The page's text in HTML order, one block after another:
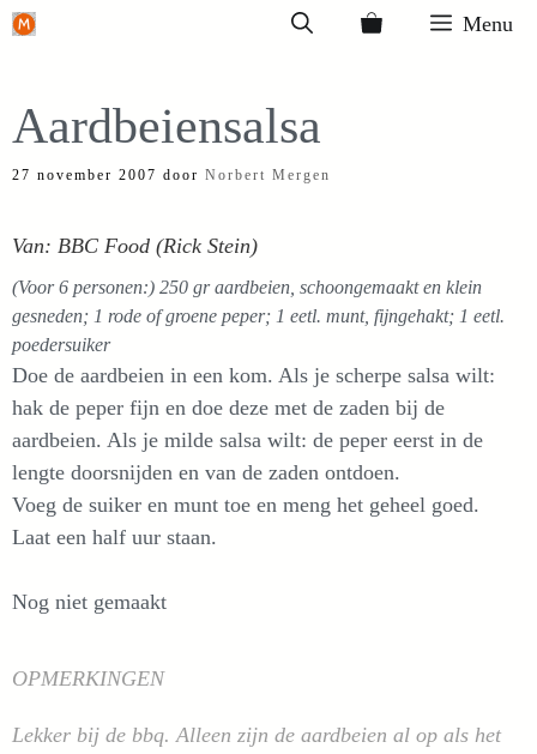
Ga
inhoud
Menu
Aardbeiensalsa
27 november 2007 door Norbert Mergen
Van: BBC Food (Rick Stein)
(Voor 6 personen:) 250 gr aardbeien, schoongemaakt en klein
gesneden; 1 rode of groene peper; 1 eetl. munt, fijngehakt; 1 eetl.
poedersuiker
Doe de aardbeien in een kom. Als je scherpe salsa wilt:
hak de peper fijn en doe deze met de zaden bij de
aardbeien. Als je milde salsa wilt: de peper eerst in de
lengte doorsnijden en van de zaden ontdoen.
Voeg de suiker en munt toe en meng het geheel goed.
Laat een half uur staan.
Nog niet gemaakt
OPMERKINGEN
Lekker bij de bbq. Alleen zijn de aardbeien al op als het